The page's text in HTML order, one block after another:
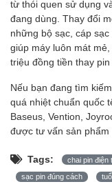
từ thói quen sử dụng
đang dùng. Thay đổi
những bộ sạc, cáp
giúp máy luôn mát
triệu đồng tiền thay
Nếu bạn đang tìm
quá nhiệt chuẩn quốc
Baseus, Vention,
được tư vấn sản
Tags: chai pin điện
sạc pin đúng cách